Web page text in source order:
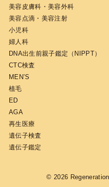
抗凝固薬（血液をサラサ
心血管疾患
美容皮膚科・美容外科
美容点滴・美容注射
小児科
婦人科
DNA出生前親子鑑定（NIPPT）
CTC検査
MEN’S
植毛
ED
AGA
再生医療
遺伝子検査
遺伝子鑑定
© 2026 Regeneration